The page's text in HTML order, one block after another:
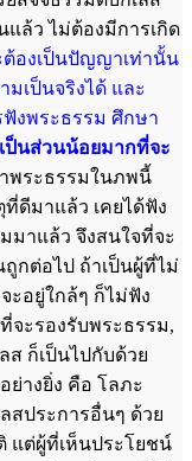
ล้ว ไม่ต้องมีการเกิด
ต้องเป็นปัญญาเท่านั้น
มเป็นจริงได้ และ
งพระธรรม ศึกษา
ป็นส่วนน้อยมากที่จะ
พระธรรมในภพนี้
ดีมาแล้ว เคยได้ฟัง
มาแล้ว จึงสนใจที่จะ
กต่อไป ถ้าเป็นผู้ที่ไม่
ะอยู่ใกล้ๆ ก็ไม่ฟัง
จะรองรับพระธรรม,
ส ก็เป็นไปกับด้วย
ย่างยิ่ง คือ โลภะ
สประการอื่นๆ ด้วย
แต่ผู้ที่เห็นประโยชน์